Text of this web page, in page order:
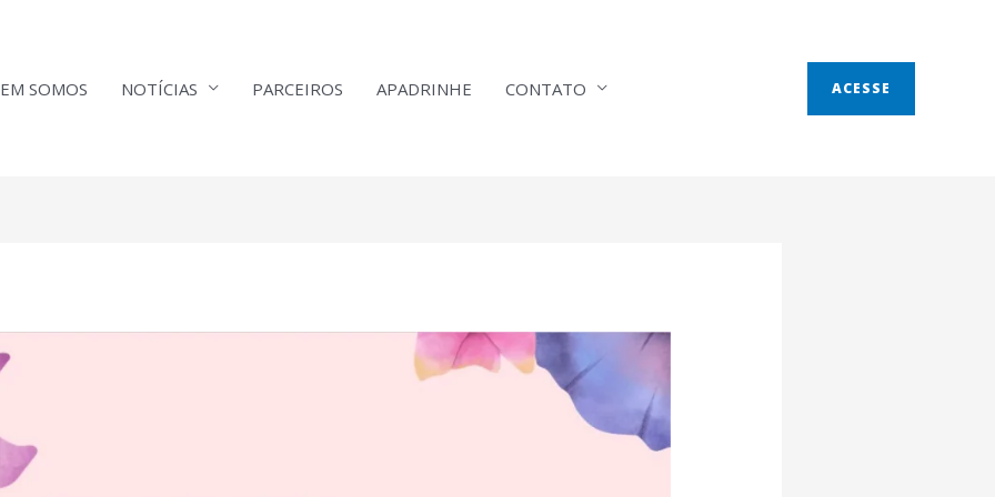
SOMOS NOTÍCIAS PARCEIROS APADRINHE CONTATO ACESSE